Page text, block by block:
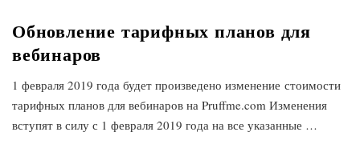
Обновление тарифных планов для
вебинаров
1 февраля 2019 года будет произведено изменение стоимости
тарифных планов для вебинаров на Pruffme.com Изменения
вступят в силу с 1 февраля 2019 года на все указанные …